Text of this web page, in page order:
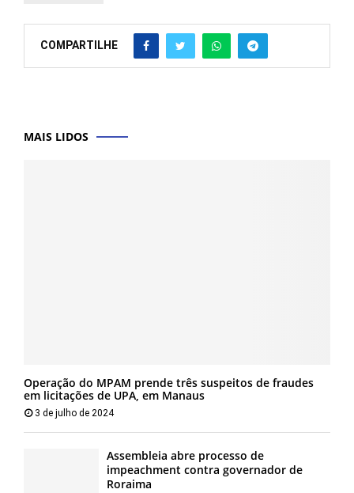
COMPARTILHE
MAIS LIDOS
Operação do MPAM prende três suspeitos de fraudes
em licitações de UPA, em Manaus
3 de julho de 2024
Assembleia abre processo de
impeachment contra governador de
Roraima